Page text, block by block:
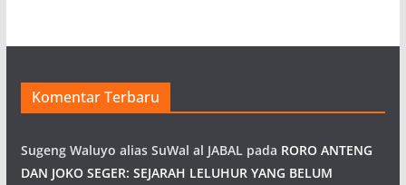
Komentar Terbaru
Sugeng Waluyo alias SuWal al JABAL pada RORO ANTENG
DAN JOKO SEGER: SEJARAH LELUHUR YANG BELUM